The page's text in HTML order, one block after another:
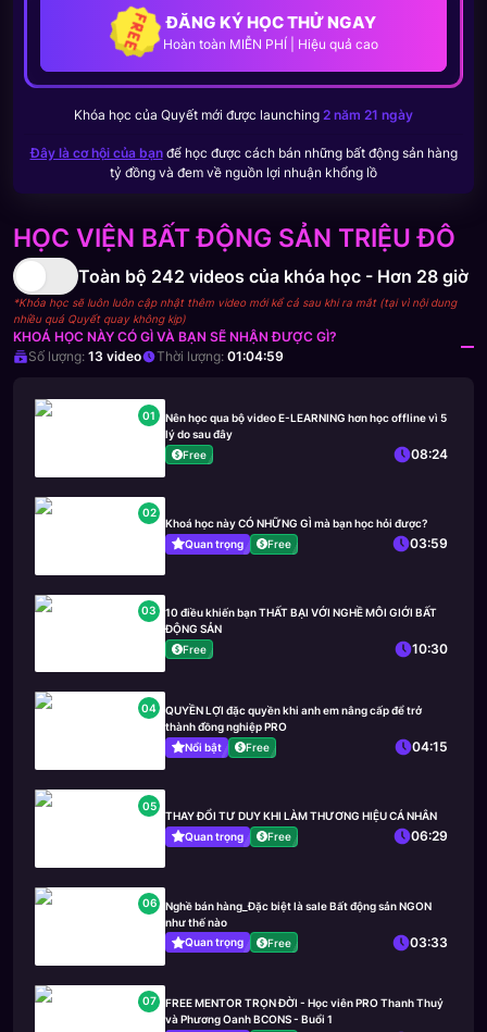
HỌC VIỆN BẤT ĐỘNG SẢN TRIỆU ĐÔ
Toàn bộ 242 videos của khóa học - Hơn 28 giờ
*Khóa học sẽ luôn luôn cập nhật thêm video mới kể cả sau khi ra mắt (tại vì nội dung
nhiều quá Quyết quay không kịp)
KHOÁ HỌC NÀY CÓ GÌ VÀ BẠN SẼ NHẬN ĐƯỢC GÌ?
Số lượng: 13 video Thời lượng: 01:04:59
01
Nên học qua bộ video E-LEARNING hơn học offline vì 5
lý do sau đây
Free
08:24
02
Khoá học này CÓ NHỮNG GÌ mà bạn học hỏi được?
Quan trọng
Free 03:59
03
10 điều khiến bạn THẤT BẠI VỚI NGHỀ MÔI GIỚI BẤT
ĐỘNG SẢN
Free
10:30
04
QUYỀN LỢI đặc quyền khi anh em nâng cấp để trở
thành đồng nghiệp PRO
Nổi bật
Free 04:15
05
THAY ĐỔI TƯ DUY KHI LÀM THƯƠNG HIỆU CÁ NHÂN
Quan trọng
Free 06:29
06
Nghề bán hàng_Đặc biệt là sale Bất động sản NGON
như thế nào
Quan trọng
Free 03:33
07
FREE MENTOR TRỌN ĐỜI - Học viên PRO Thanh Thuỷ
và Phương Oanh BCONS - Buổi 1
ĐĂNG KÝ HỌC THỬ NGAY
Hoàn toàn MIỄN PHÍ | Hiệu quả cao
Khóa học của Quyết mới được launching 2 năm 21 ngày
Đây là cơ hội của bạnđể học được cách bán những bất động sản hàng
tỷ đồng và đem về nguồn lợi nhuận khổng lồ